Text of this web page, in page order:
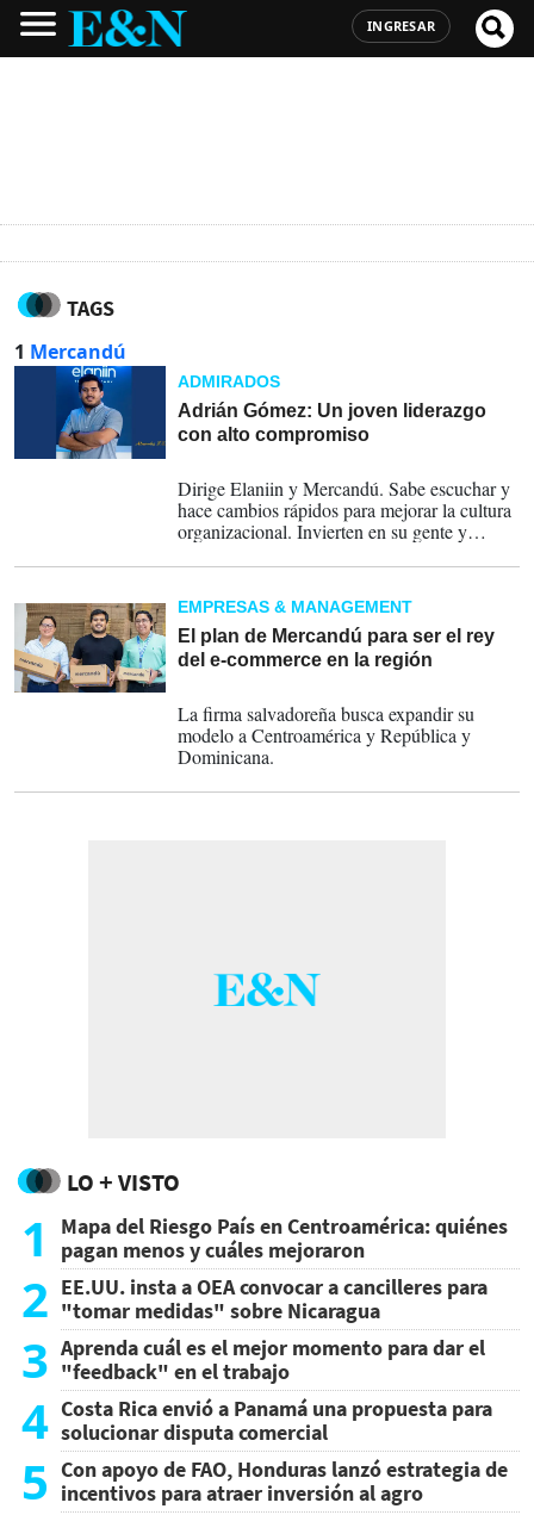
INGRESAR
TAGS
1 Mercandú
ADMIRADOS
Adrián Gómez: Un joven liderazgo
con alto compromiso
Dirige Elaniin y Mercandú. Sabe escuchar y
hace cambios rápidos para mejorar la cultura
organizacional. Invierten en su gente y
EMPRESAS & MANAGEMENT
El plan de Mercandú para ser el rey
del e-commerce en la región
La firma salvadoreña busca expandir su
modelo a Centroamérica y República y
Dominicana.
LO + VISTO
1
Mapa del Riesgo País en Centroamérica: quiénes
pagan menos y cuáles mejoraron
2 EE.UU. insta a OEA convocar a cancilleres para
"tomar medidas" sobre Nicaragua
3 Aprenda cuál es el mejor momento para dar el
"feedback" en el trabajo
4 Costa Rica envió a Panamá una propuesta para
solucionar disputa comercial
5 Con apoyo de FAO, Honduras lanzó estrategia de
incentivos para atraer inversión al agro